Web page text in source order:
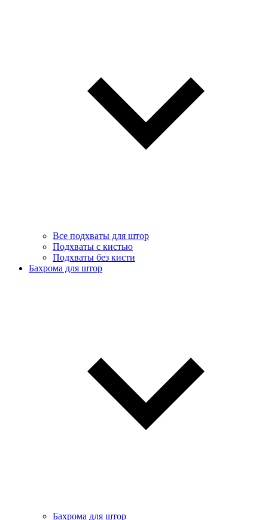
Все подхваты для штор
Подхваты с кистью
Подхваты без кисти
Бахрома для штор
Бахрома для штор